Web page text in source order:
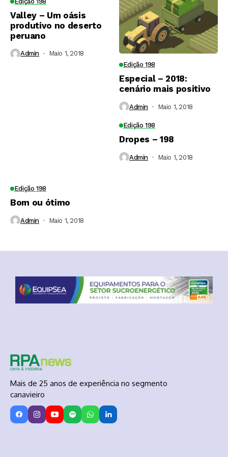
Valley – Um oásis
produtivo no deserto
peruano
Admin
Maio 1, 2018
Edição 198
Especial – 2018:
cenário mais positivo
Admin Maio 1, 2018
Edição 198
Bom ou ótimo
Admin Maio 1, 2018
Edição 198
Dropes – 198
Admin Maio 1, 2018
Mais de 25 anos de experiência no segmento
canavieiro